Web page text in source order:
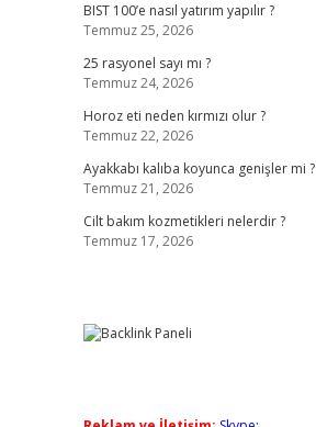
BIST 100’e nasıl yatırım yapılır ?
Temmuz 25, 2026
25 rasyonel sayı mı ?
Temmuz 24, 2026
Horoz eti neden kırmızı olur ?
Temmuz 22, 2026
Ayakkabı kalıba koyunca genişler mi ?
Temmuz 21, 2026
Cilt bakım kozmetikleri nelerdir ?
Temmuz 17, 2026